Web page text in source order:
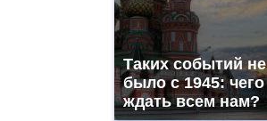
https://gradewatches.to/
Таких событий не
было с 1945: чего
ждать всем нам?